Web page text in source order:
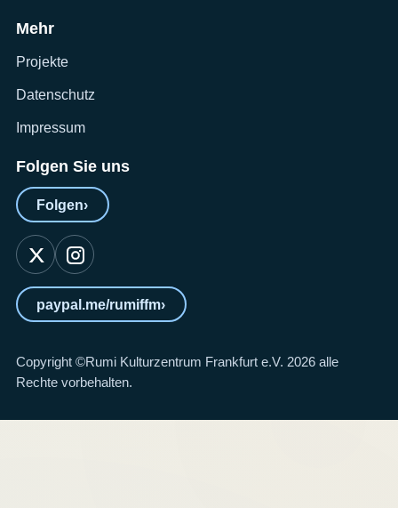
Mehr
Projekte
Datenschutz
Impressum
Folgen Sie uns
Folgen›
paypal.me/rumiffm›
Copyright ©Rumi Kulturzentrum Frankfurt e.V. 2026 alle
Rechte vorbehalten.